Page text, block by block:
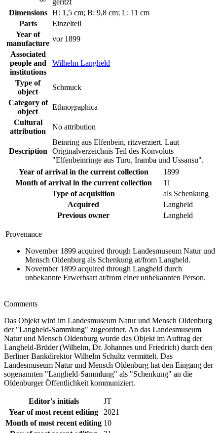
geritzt
Dimensions
H: 1,5 cm; B: 9,8 cm; L: 11 cm
Parts
Einzelteil
Year of
manufacture
vor 1899
Associated
people and
institutions
Wilhelm Langheld
Type of
object
Schmuck
Category of
object
Ethnographica
Cultural
attribution
No attribution
Description
Beinring aus Elfenbein, ritzverziert. Laut
Originalverzeichnis Teil des Konvoluts
"Elfenbeinringe aus Turu, Iramba und Ussansu".
Year of arrival in the current collection
1899
Month of arrival in the current collection
11
Type of acquisition
als Schenkung
Acquired
Langheld
Previous owner
Langheld
Provenance
November 1899 acquired through Landesmuseum Natur und
Mensch Oldenburg als Schenkung at/from Langheld.
November 1899 acquired through Langheld durch
unbekannte Erwerbsart at/from einer unbekannten Person.
Comments
Das Objekt wird im Landesmuseum Natur und Mensch Oldenburg
der "Langheld-Sammlung" zugeordnet. An das Landesmuseum
Natur und Mensch Oldenburg wurde das Objekt im Auftrag der
Langheld-Brüder (Wilhelm, Dr. Johannes und Friedrich) durch den
Berliner Bankdirektor Wilhelm Schultz vermittelt. Das
Landesmuseum Natur und Mensch Oldenburg hat den Eingang der
sogenannten "Langheld-Sammlung" als "Schenkung" an die
Oldenburger Öffentlichkeit kommuniziert.
Editor's initials
JT
Year of most recent editing
2021
Month of most recent editing 10